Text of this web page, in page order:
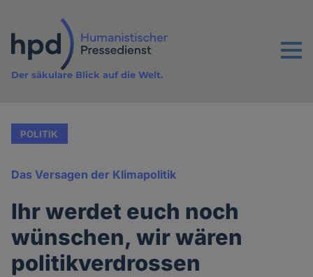
Inhalt
Menu
Der säkulare Blick auf die Welt.
POLITIK
Das Versagen der Klimapolitik
Ihr werdet euch noch
wünschen, wir wären
politikverdrossen